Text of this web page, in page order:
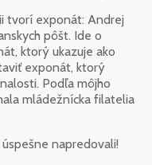
tvorí exponát: Andrej
pôšt. Ide o
ktorý ukazuje ako
exponát, ktorý
Podľa môjho
mládežnícka filatelia
napredovali!